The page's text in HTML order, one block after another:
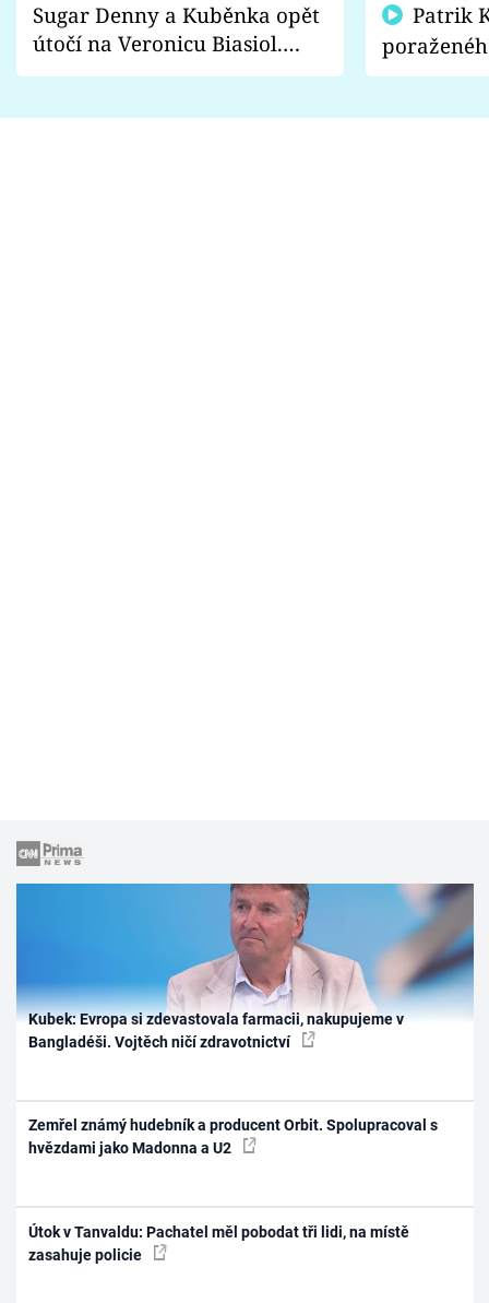
Sugar Denny a Kuběnka opět
útočí na Veronicu Biasiol.
Proč je podle nich falešná a
fanoušci
Kubek: Evropa si zdevastovala farmacii, nakupujeme v
Bangladéši. Vojtěch ničí zdravotnictví
Zemřel známý hudebník a producent Orbit. Spolupracoval s
hvězdami jako Madonna a U2
Útok v Tanvaldu: Pachatel měl pobodat tři lidi, na místě
zasahuje policie